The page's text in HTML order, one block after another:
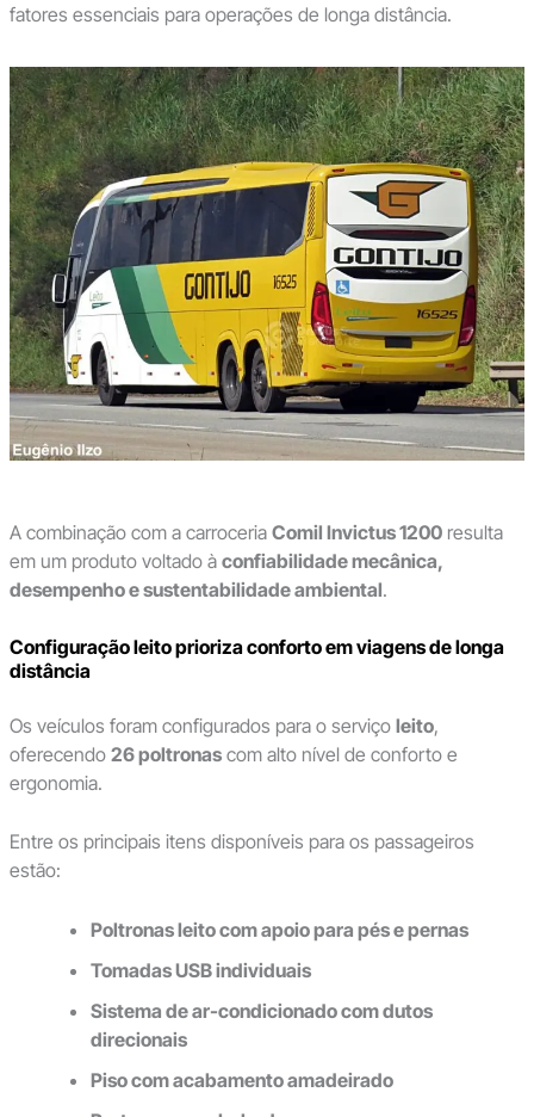
fatores essenciais para operações de longa distância.
A combinação com a carroceria Comil Invictus 1200resulta
em um produto voltado à confiabilidade mecânica,
desempenho e sustentabilidade ambiental.
Configuração leito prioriza conforto em viagens de longa
distância
Os veículos foram configurados para o serviço leito,
oferecendo 26 poltronascom alto nível de conforto e
ergonomia.
Entre os principais itens disponíveis para os passageiros
estão:
Poltronas leito com apoio para pés e pernas
Tomadas USB individuais
Sistema de ar-condicionado com dutos
direcionais
Piso com acabamento amadeirado